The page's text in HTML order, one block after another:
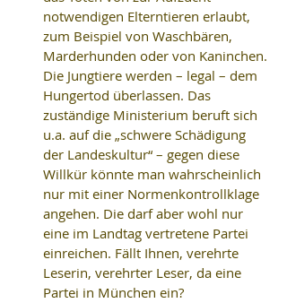
notwendigen Elterntieren erlaubt,
zum Beispiel von Waschbären,
Marderhunden oder von Kaninchen.
Die Jungtiere werden – legal – dem
Hungertod überlassen. Das
zuständige Ministerium beruft sich
u.a. auf die „schwere Schädigung
der Landeskultur“ – gegen diese
Willkür könnte man wahrscheinlich
nur mit einer Normenkontrollklage
angehen. Die darf aber wohl nur
eine im Landtag vertretene Partei
einreichen. Fällt Ihnen, verehrte
Leserin, verehrter Leser, da eine
Partei in München ein?